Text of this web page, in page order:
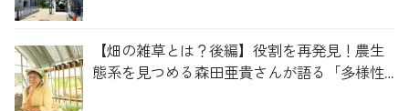
【畑の雑草とは？後編】役割を再発見！農生
態系を見つめる森田亜貴さんが語る「多様性